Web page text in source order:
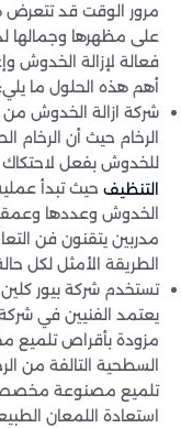
مرور الوقت قد تتعرض
على مظهرها وجمالها
فعالة لإزالة الخدوش
أهم هذه الحلول ما يلي:
شركة ازالة الخدوش
الرخام حيث أن
للخدوش بفعل لاحتكاك
التنظيف حيث تبدأ
الخدوش وعددها
مدربين يتقنون فن
الطريقة الأمثل لكل
تستخدم شركة بيور
يعتمد الفنيين في
مزودة بأقراص تلميع
السطحية التالفة من
تلميع مصنوعة
استعادة اللمعان